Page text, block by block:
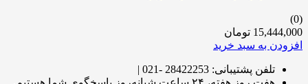
(0)
15,444,000 تومان
افزودن به سبد خرید
تلفن پشتیبانی: 28422253 -021 |